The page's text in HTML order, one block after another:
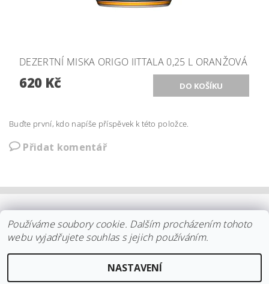
DEZERTNÍ MISKA ORIGO IITTALA 0,25 L ORANŽOVÁ
620 Kč
Buďte první, kdo napíše příspěvek k této položce.
Přidat komentář
| KOLEKCE STELTON | DISTRIBUCE IITTALA |
REKLAMACE/ODSTOUPENÍ | VŠE O NÁKUPU | KDO JSME
KONTAKT
Používáme soubory cookie. Dalším procházením tohoto
webu vyjadřujete souhlas s jejich používáním.
NASTAVENÍ